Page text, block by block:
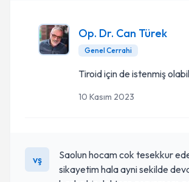
Op. Dr. Can Türek
Genel Cerrahi
Tiroid için de istenmiş
10 Kasım 2023
vş
Saolun hocam cok tesekkur
sikayetim hala ayni sekilde